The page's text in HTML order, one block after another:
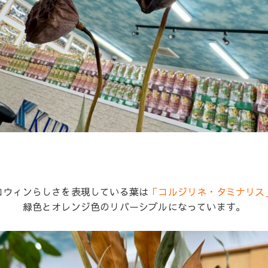
ウィンらしさを表現している葉は 「コルジリネ・タミナリス
緑色とオレンジ色のリバーシブルになっています。